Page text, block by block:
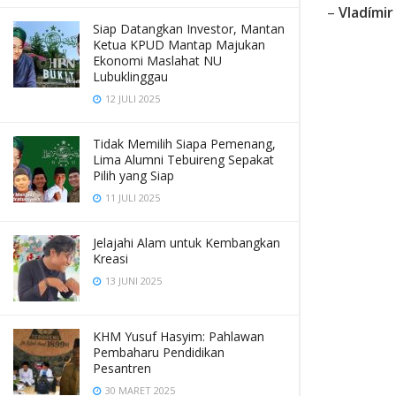
Siap Datangkan Investor, Mantan
Ketua KPUD Mantap Majukan
Ekonomi Maslahat NU
Lubuklinggau
12 JULI 2025
Tidak Memilih Siapa Pemenang,
Lima Alumni Tebuireng Sepakat
Pilih yang Siap
11 JULI 2025
Jelajahi Alam untuk Kembangkan
Kreasi
13 JUNI 2025
KHM Yusuf Hasyim: Pahlawan
Pembaharu Pendidikan
Pesantren
30 MARET 2025
–